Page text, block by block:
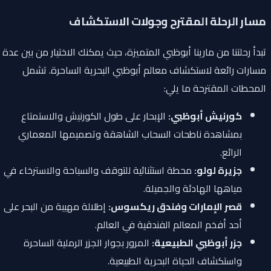
مسار الرحلة المقترح وجولات الاستكشاف
تبدأ رحلتنا من مارينا أبوظبي المتميزة، حيث يمكنك الاختيار من بين عدة
مسارات رائعة لاستكشاف معالم أبوظبي البحرية الساحرة. تشمل
المحطات المقترحة ما يلي:
كورنيش أبوظبي:الإبحار على طول الكورنيش والاستمتاع
بمشاهدة ناطحات السحاب الشاهقة وتصميمها المعماري
الرائع.
جزيرة لولو:محطة استثنائية للتوقف والسباحة والاسترخاء في
مياهها الهادئة والجميلة.
قصر الإمارات وفندق ريكسوس:إطلالة مهيبة من البحر على
أحد أفخم المعالم الفندقية في العالم.
جزر أبوظبي الطبيعية:المرور بجوار الجزر الرملية الساحرة
واستكشاف الحياة البحرية الطبيعية.